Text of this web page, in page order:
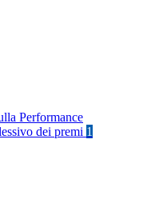
Performance
dei premi 1